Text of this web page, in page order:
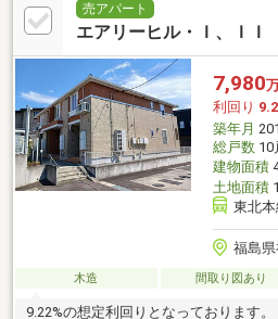
売アパート
エアリーヒル・Ｉ、ＩＩ
7,980
利回り
築年月
総戸数10
建物面積
土地面積
東北
福島
木造 間取り図あり
9.22%の想定利回りとなっております。